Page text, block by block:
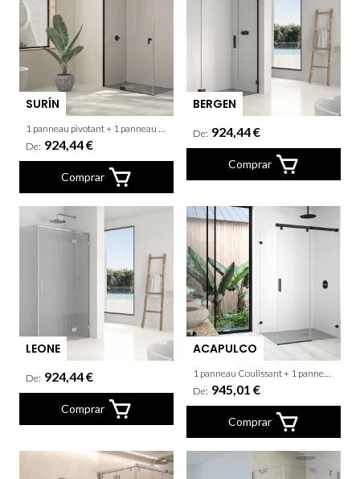
SURÍN
1 panneau pivotant + 1 panneau fixe + latèral fixe
De: 924,44 €
Comprar
BERGEN
De: 924,44 €
Comprar
LEONE
De: 924,44 €
Comprar
ACAPULCO
1 panneau Coulissant + 1 panneau fixe + latèral fixe
De: 945,01 €
Comprar